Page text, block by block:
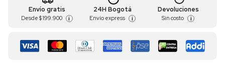
Envío gratis
Desde $ 199.900 i
24H Bogotá
Envío express i
Devoluciones
Sin costo i